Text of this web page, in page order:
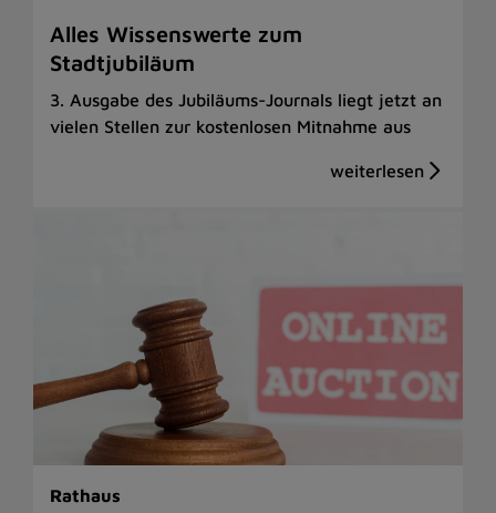
Alles Wissenswerte zum
Stadtjubiläum
3. Ausgabe des Jubiläums-Journals liegt jetzt an
vielen Stellen zur kostenlosen Mitnahme aus
Rathaus